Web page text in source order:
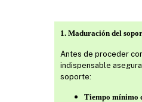
1. Maduración del
Antes de proceder
indispensable
soporte:
Tiempo mínimo